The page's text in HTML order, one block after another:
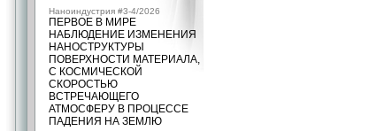
Наноиндустрия #3-4/2026
ПЕРВОЕ В МИРЕ
НАБЛЮДЕНИЕ ИЗМЕНЕНИЯ
НАНОСТРУКТУРЫ
ПОВЕРХНОСТИ МАТЕРИАЛА,
С КОСМИЧЕСКОЙ
СКОРОСТЬЮ
ВСТРЕЧАЮЩЕГО
АТМОСФЕРУ В ПРОЦЕССЕ
ПАДЕНИЯ НА ЗЕМЛЮ